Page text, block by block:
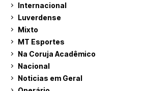
Internacional
Luverdense
Mixto
MT Esportes
Na Coruja Acadêmico
Nacional
Noticias em Geral